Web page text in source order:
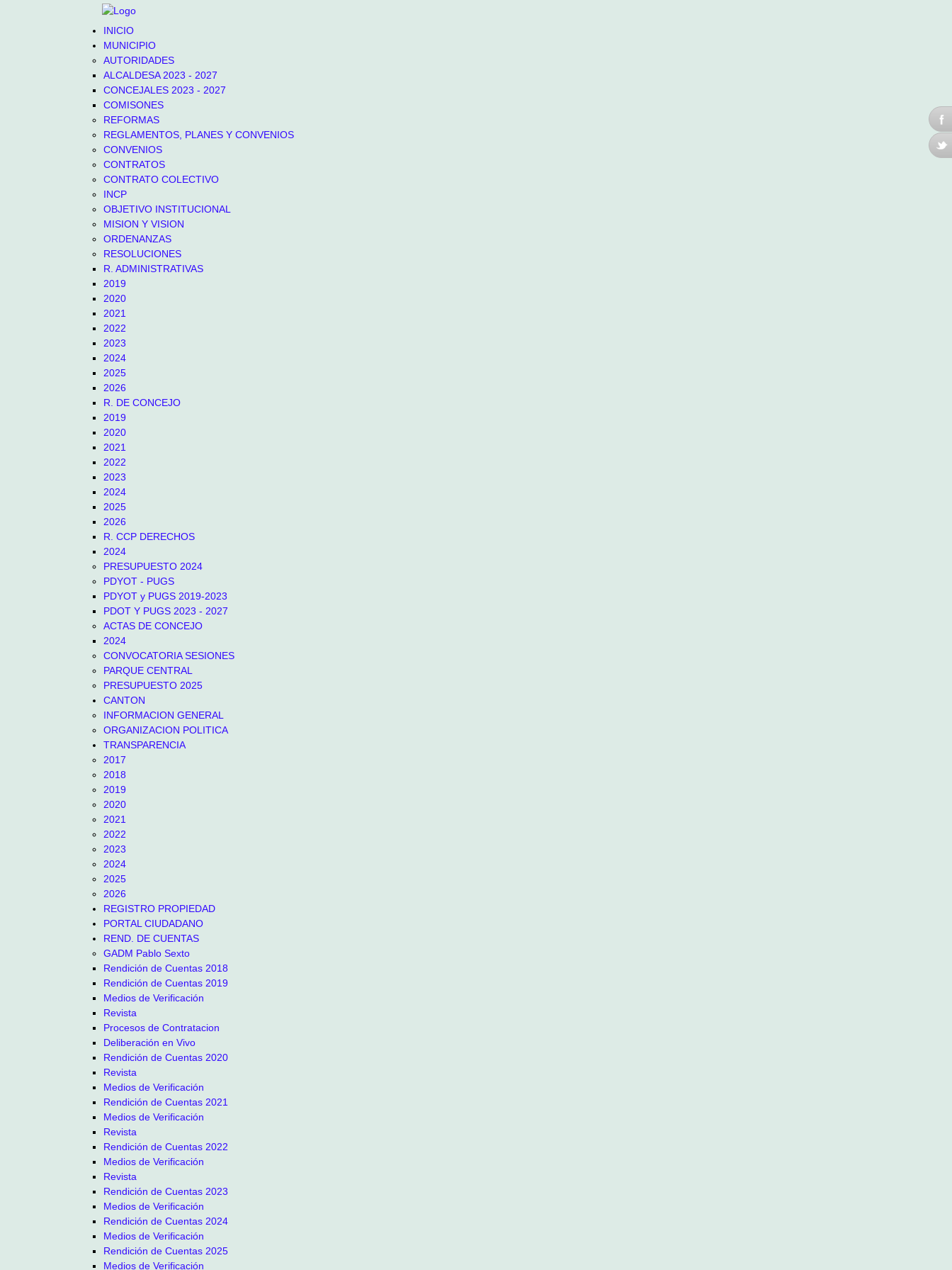
INICIO
MUNICIPIO
AUTORIDADES
ALCALDESA 2023 - 2027
CONCEJALES 2023 - 2027
COMISONES
REFORMAS
REGLAMENTOS, PLANES Y CONVENIOS
CONVENIOS
CONTRATOS
CONTRATO COLECTIVO
INCP
OBJETIVO INSTITUCIONAL
MISION Y VISION
ORDENANZAS
RESOLUCIONES
R. ADMINISTRATIVAS
2019
2020
2021
2022
2023
2024
2025
2026
R. DE CONCEJO
2019
2020
2021
2022
2023
2024
2025
2026
R. CCP DERECHOS
2024
PRESUPUESTO 2024
PDYOT - PUGS
PDYOT y PUGS 2019-2023
PDOT Y PUGS 2023 - 2027
ACTAS DE CONCEJO
2024
CONVOCATORIA SESIONES
PARQUE CENTRAL
PRESUPUESTO 2025
CANTON
INFORMACION GENERAL
ORGANIZACION POLITICA
TRANSPARENCIA
2017
2018
2019
2020
2021
2022
2023
2024
2025
2026
REGISTRO PROPIEDAD
PORTAL CIUDADANO
REND. DE CUENTAS
GADM Pablo Sexto
Rendición de Cuentas 2018
Rendición de Cuentas 2019
Medios de Verificación
Revista
Procesos de Contratacion
Deliberación en Vivo
Rendición de Cuentas 2020
Revista
Medios de Verificación
Rendición de Cuentas 2021
Medios de Verificación
Revista
Rendición de Cuentas 2022
Medios de Verificación
Revista
Rendición de Cuentas 2023
Medios de Verificación
Rendición de Cuentas 2024
Medios de Verificación
Rendición de Cuentas 2025
Medios de Verificación